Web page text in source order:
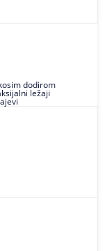
dodirom
ležaji